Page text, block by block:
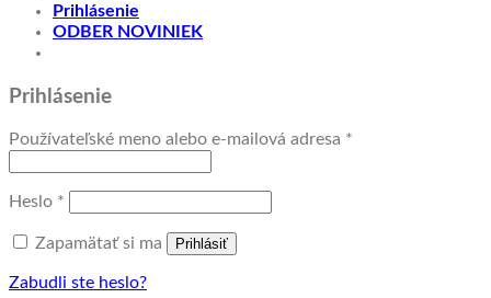
Prihlásenie
ODBER NOVINIEK
Prihlásenie
Používateľské meno alebo e-mailová adresa *
Heslo *
Zapamätať si ma Prihlásiť
Zabudli ste heslo?